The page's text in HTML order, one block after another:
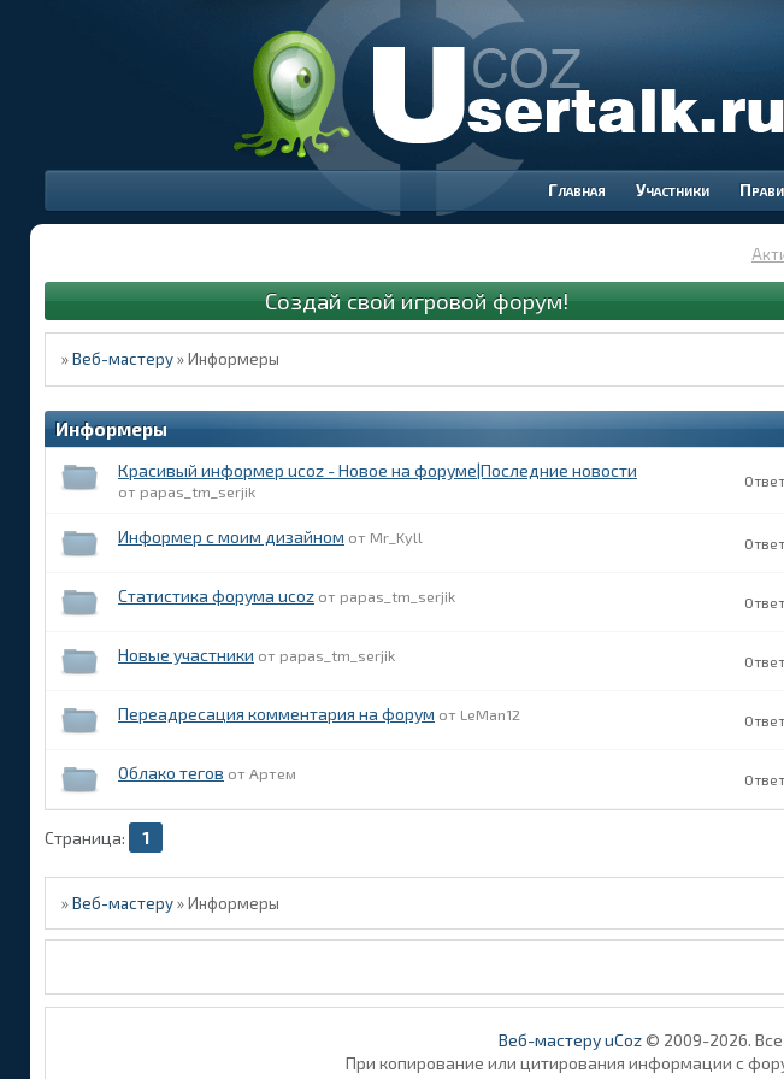
Участники
Создай свой игровой форум!
»Веб-мастеру »Информеры
Информеры
Красивый информер ucoz - Новое на форуме|Последние новости
papas_tm_serjik
Информер с моим дизайном Mr_Kyll
Статистика форума ucoz papas_tm_serjik
Новые участники papas_tm_serjik
Переадресация комментария на форум LeMan12
Облако тегов Артем
Страница: 1
»Веб-мастеру »Информеры
Веб-мастеру uCoz© 2009-2026.
При копирование или цитирования информации с